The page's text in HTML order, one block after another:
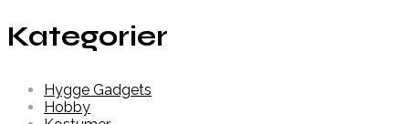
Kategorier
Hygge Gadgets
Hobby